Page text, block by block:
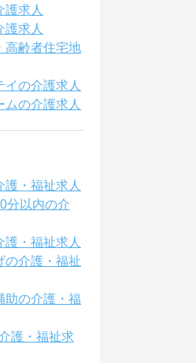
護求人
護求人
高齢者住宅地
の介護求人
の介護求人
・福祉求人
分以内の介
・福祉求人
の介護・福祉
助の介護・福
護・福祉求